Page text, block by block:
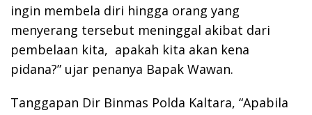
ingin membela diri hingga orang yang
menyerang tersebut meninggal akibat dari
pembelaan kita, apakah kita akan kena
pidana?” ujar penanya Bapak Wawan.
Tanggapan Dir Binmas Polda Kaltara, “Apabila